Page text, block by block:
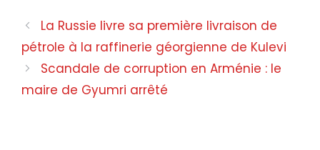
La Russie livre sa première livraison de
pétrole à la raffinerie géorgienne de Kulevi
Scandale de corruption en Arménie : le
maire de Gyumri arrêté